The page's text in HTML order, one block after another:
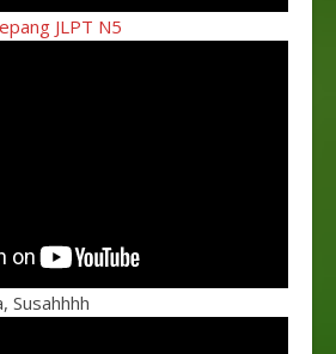
JLPT N5
Susahhhh